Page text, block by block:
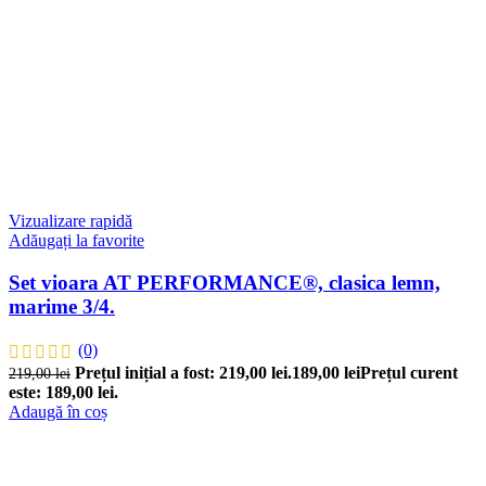
Vizualizare rapidă
Adăugați la favorite
Set vioara AT PERFORMANCE®, clasica lemn,
marime 3/4.
(0)
219,00lei Prețul inițial a fost: 219,00 lei.189,00 leiPrețul curent
este: 189,00 lei.
Adaugă în coș